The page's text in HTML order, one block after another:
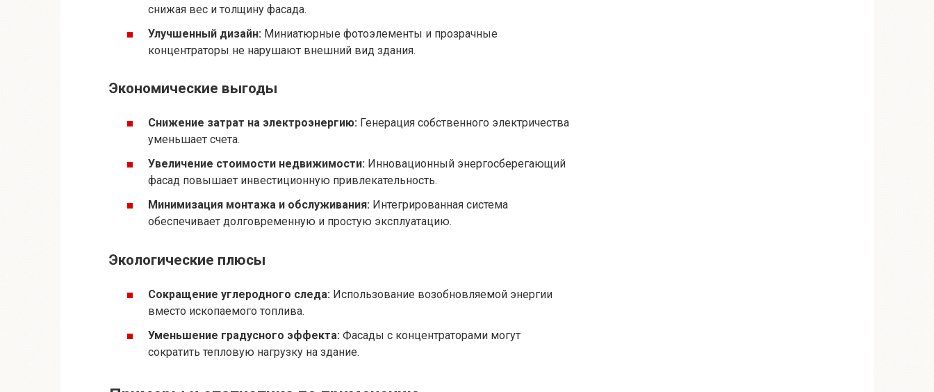
снижая вес и толщину фасада.
Улучшенный дизайн: Миниатюрные фотоэлементы и прозрачные
концентраторы не нарушают внешний вид здания.
Экономические выгоды
Снижение затрат на электроэнергию: Генерация собственного электричества
уменьшает счета.
Увеличение стоимости недвижимости: Инновационный энергосберегающий
фасад повышает инвестиционную привлекательность.
Минимизация монтажа и обслуживания: Интегрированная система
обеспечивает долговременную и простую эксплуатацию.
Экологические плюсы
Сокращение углеродного следа: Использование возобновляемой энергии
вместо ископаемого топлива.
Уменьшение градусного эффекта: Фасады с концентраторами могут
сократить тепловую нагрузку на здание.